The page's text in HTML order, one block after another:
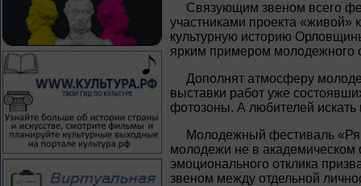
Связующим звеном всего
участниками проекта
культурную историю
ярким примером молодежного
Дополнят атмосферу
выставки работ уже
фотозоны. А любителей искать
Молодежный фестиваль
молодежи не в
эмоционального отклика
звеном между отдельной